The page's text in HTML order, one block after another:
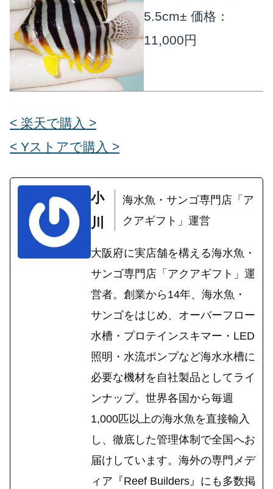
5.5cm± 価格：
11,000円
< 楽天で購入 >
< Yストアで購入 >
小
川
海水魚・サンゴ専門店「ア
クアギフト」運営
大阪府に実店舗を構える海水魚・
サンゴ専門店「アクアギフト」運
営者。創業から14年、海水魚・
サンゴをはじめ、オーバーフロー
水槽・プロテインスキマー・LED
照明・水流ポンプなど海水水槽に
必要な機材を自社製品としてライ
ンナップ。世界各国から毎週
1,000匹以上の海水魚を直接輸入
し、徹底した管理体制で全国へお
届けしています。海外の専門メデ
ィア『Reef Builders』にも多数掲